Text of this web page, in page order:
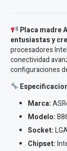
WIFI
cantidad
Placa madre
entusiastas y
procesadores
conectividad
configuraciones
Marca:
Modelo:
Socket:
Chipset: